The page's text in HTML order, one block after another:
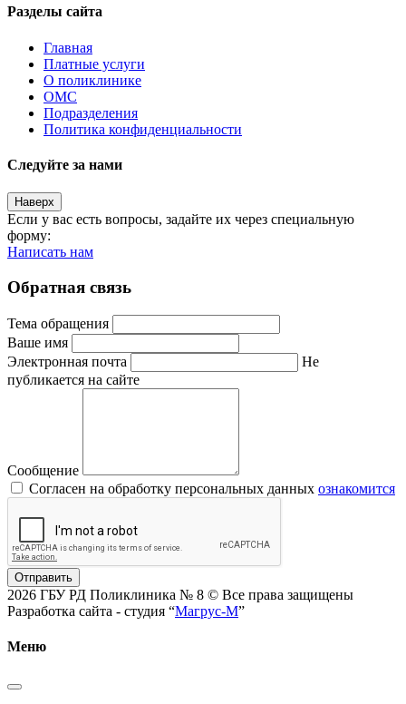
Разделы сайта
Главная
Платные услуги
О поликлинике
ОМС
Подразделения
Политика конфиденциальности
Следуйте за нами
Наверх
Если у вас есть вопросы, задайте их через специальную
форму:
Написать нам
Обратная связь
Тема обращения
Ваше имя
Электронная почта
Не
публикается на сайте
Сообщение
Согласен на обработку персональных данных ознакомится
Отправить
2026 ГБУ РД Поликлиника № 8 © Все права защищены
Разработка сайта - студия “Магрус-М”
Меню